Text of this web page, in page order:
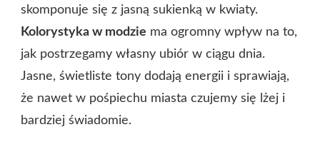
skomponuje się z jasną sukienką w kwiaty.
Kolorystyka w modzie ma ogromny wpływ na to,
jak postrzegamy własny ubiór w ciągu dnia.
Jasne, świetliste tony dodają energii i sprawiają,
że nawet w pośpiechu miasta czujemy się lżej i
bardziej świadomie.